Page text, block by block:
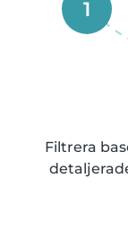
1
Filtrera